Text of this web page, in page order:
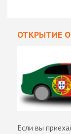
ОТКРЫТИЕ
Если вы